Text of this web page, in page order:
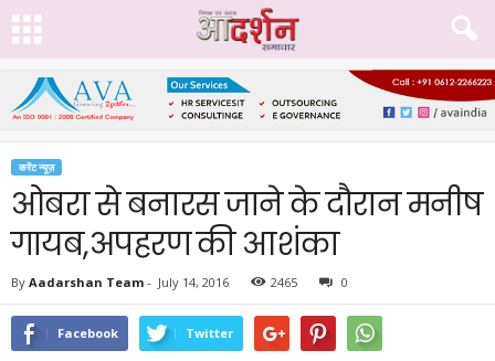
करेंट न्यूज़
ओबरा से बनारस जाने के दौरान मनीष
गायब,अपहरण की आशंका
By Aadarshan Team - July 14, 2016 2465 0
Facebook Twitter